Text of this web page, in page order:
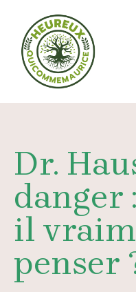
contenu
Dr.
danger
il
penser